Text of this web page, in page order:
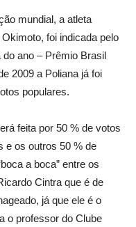
mundial, a atleta
foi indicada pelo
ano – Prêmio Brasil
2009 a Poliana já foi
populares.
feita por 50 % de votos
e os outros 50 % de
a boca” entre os
Cintra que é de
já que ele é o
o professor do Clube